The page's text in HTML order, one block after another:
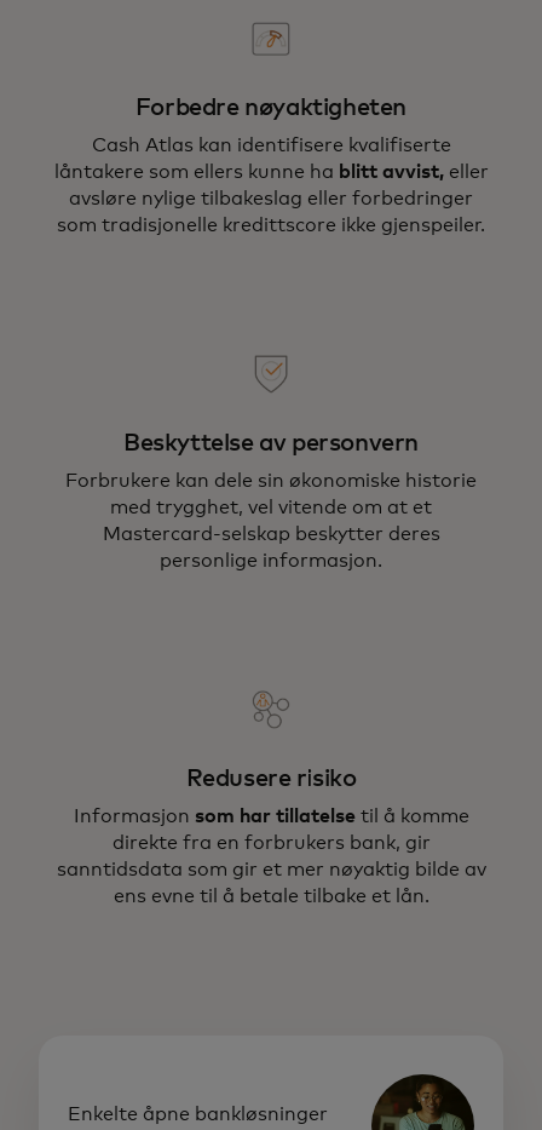
Forbedre nøyaktigheten
Cash Atlas kan identifisere kvalifiserte
låntakere som ellers kunne ha blitt avvist,eller
avsløre nylige tilbakeslag eller forbedringer
som tradisjonelle kredittscore ikke gjenspeiler.
Beskyttelse av personvern
Forbrukere kan dele sin økonomiske historie
med trygghet, vel vitende om at et
Mastercard-selskap beskytter deres
personlige informasjon.
Redusere risiko
Informasjon som har tillatelse til å komme
direkte fra en forbrukers bank, gir
sanntidsdata som gir et mer nøyaktig bilde av
ens evne til å betale tilbake et lån.
Enkelte åpne bankløsninger